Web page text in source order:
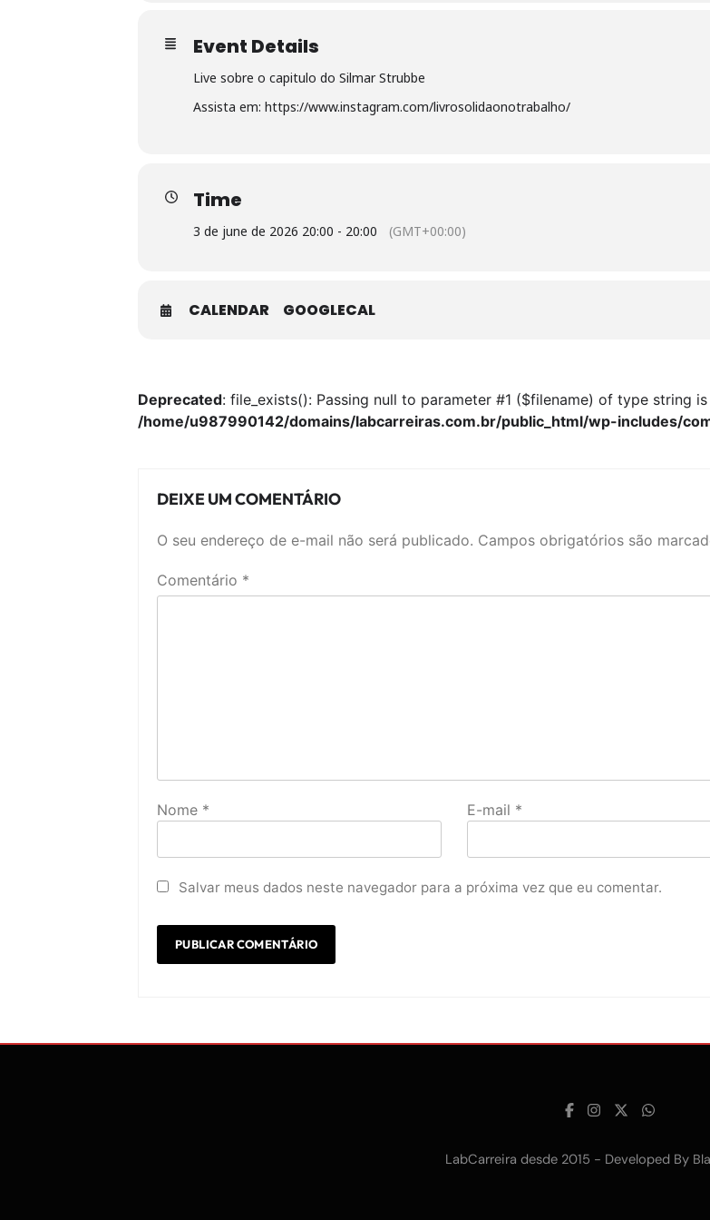
Event Details
Live sobre o capitulo do Silmar Strubbe
Assista em: https://www.instagram.com/livrosolidaonotrabalho/
Time
3 de june de 2026 20:00 - 20:00 (GMT+00:00)
CALENDAR GOOGLECAL
Deprecated: file_exists(): Passing null to parameter #1 ($filename) of type string
/home/u987990142/domains/labcarreiras.com.br/public_html/wp-includes/
DEIXE UM COMENTÁRIO
O seu endereço de e-mail não será publicado. Campos obrigatórios são
Comentário *
Nome * E-mail *
Salvar meus dados neste navegador para a próxima vez que eu comentar.
LabCarreira desde 2015 - Developed By